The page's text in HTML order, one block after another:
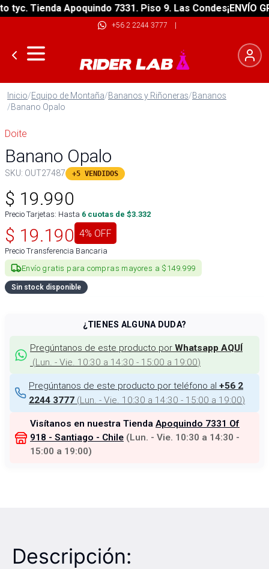
Tienda Apoquindo 7331. Piso 9. Las Condes¡ENVÍO
+56 2 2244 3777 |
Inicio/Equipo de Montaña/Bananos y Riñoneras/Bananos
/Banano Opalo
Doite
Banano Opalo
SKU: OUT27487 +5 VENDIDOS
$ 19.990
Precio Tarjetas: Hasta 6 cuotas de $3.332
$ 19.190 4% OFF
Precio Transferencia Bancaria
Envío gratis para compras mayores a $149.999
Sin stock disponible
¿TIENES ALGUNA DUDA?
Pregúntanos de este producto por Whatsapp AQUÍ
(Lun. - Vie. 10:30 a 14:30 - 15:00 a 19:00)
Pregúntanos de este producto por teléfono al +56 2
2244 3777 (Lun. - Vie. 10:30 a 14:30 - 15:00 a 19:00)
Visítanos en nuestra Tienda Apoquindo 7331 Of
918 - Santiago - Chile (Lun. - Vie. 10:30 a 14:30 -
15:00 a 19:00)
Descripción: